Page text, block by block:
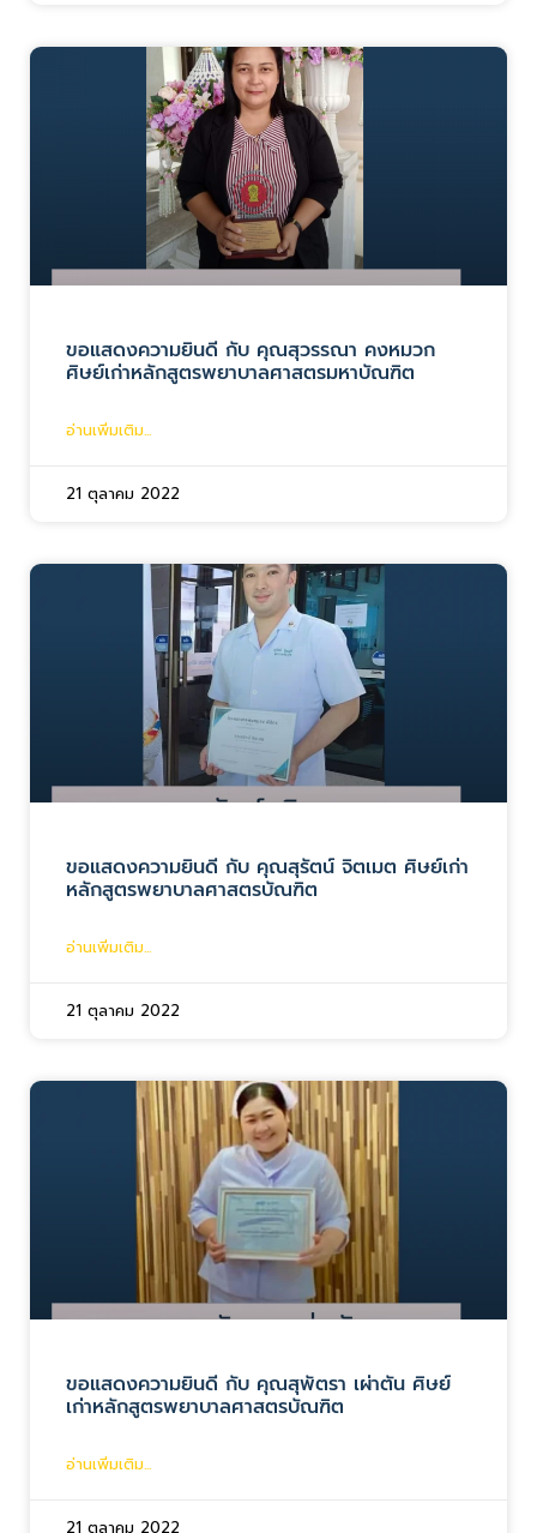
ขอแสดงความยินดี กับ คุณสุวรรณา คงหมวก
ศิษย์เก่าหลักสูตรพยาบาลศาสตรมหาบัณฑิต
อ่านเพิ่มเติม...
21 ตุลาคม 2022
ขอแสดงความยินดี กับ คุณสุรัตน์ จิตเมต ศิษย์เก่า
หลักสูตรพยาบาลศาสตรบัณฑิต
อ่านเพิ่มเติม...
21 ตุลาคม 2022
ขอแสดงความยินดี กับ คุณสุพัตรา เผ่าตัน ศิษย์
เก่าหลักสูตรพยาบาลศาสตรบัณฑิต
อ่านเพิ่มเติม...
21 ตุลาคม 2022